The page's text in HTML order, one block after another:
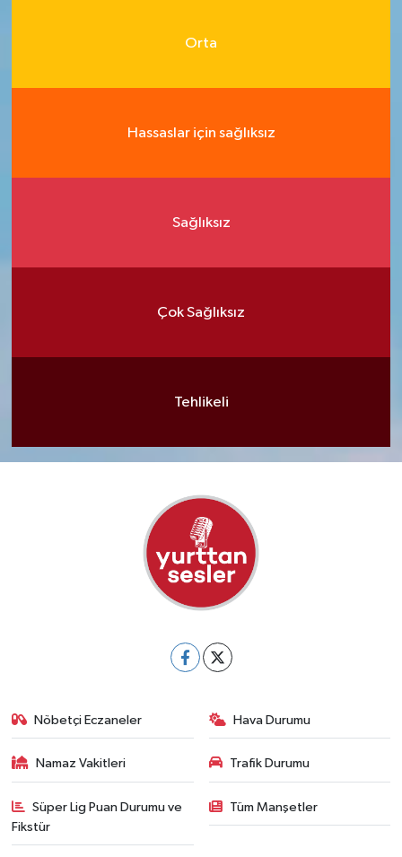
Orta
Hassaslar için sağlıksız
Sağlıksız
Çok Sağlıksız
Tehlikeli
Nöbetçi Eczaneler Hava Durumu
Namaz Vakitleri Trafik Durumu
Süper Lig Puan Durumu ve
Fikstür
Tüm Manşetler